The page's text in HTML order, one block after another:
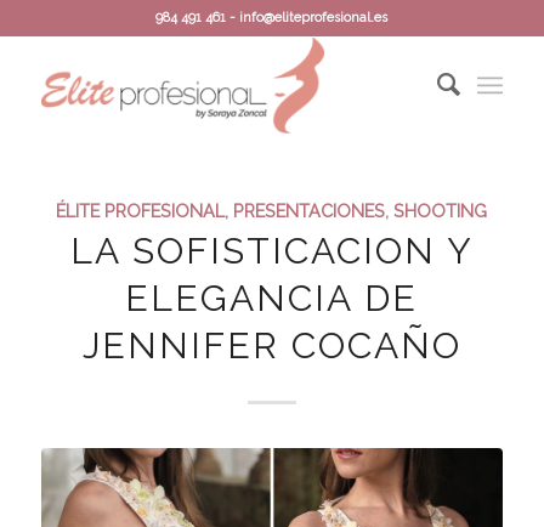
984 491 461 - info@eliteprofesional.es
ÉLITE PROFESIONAL, PRESENTACIONES,SHOOTING
LA SOFISTICACION Y
ELEGANCIA DE
JENNIFER COCAÑO